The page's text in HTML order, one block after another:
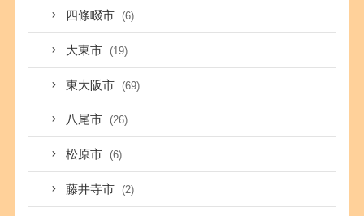
四條畷市 (6)
大東市 (19)
東大阪市 (69)
八尾市 (26)
松原市 (6)
藤井寺市 (2)